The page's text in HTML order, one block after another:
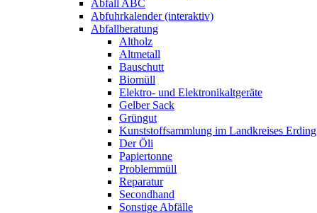
Abfall ABC
Abfuhrkalender (interaktiv)
Abfallberatung
Altholz
Altmetall
Bauschutt
Biomüll
Elektro- und Elektronikaltgeräte
Gelber Sack
Grüngut
Kunststoffsammlung im Landkreises Erding
Der Öli
Papiertonne
Problemmüll
Reparatur
Secondhand
Sonstige Abfälle